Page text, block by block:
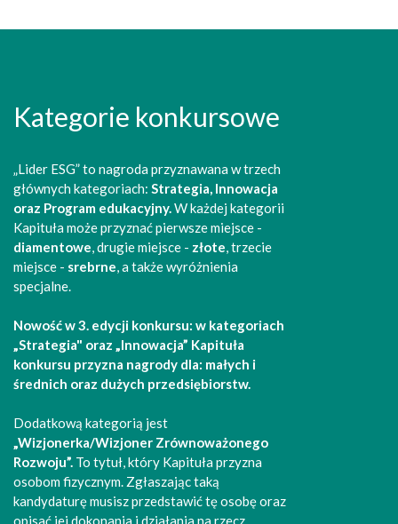
Kategorie konkursowe
„Lider ESG” to nagroda przyznawana w trzech
głównych kategoriach: Strategia, Innowacja
oraz Program edukacyjny. W każdej kategorii
Kapituła może przyznać pierwsze miejsce -
diamentowe , drugie miejsce - złote , trzecie
miejsce - srebrne , a także wyróżnienia
specjalne.
Nowość w 3. edycji konkursu: w kategoriach
„Strategia" oraz „Innowacja” Kapituła
konkursu przyzna nagrody dla: małych i
średnich oraz dużych przedsiębiorstw.
Dodatkową kategorią jest
„Wizjonerka/Wizjoner Zrównoważonego
Rozwoju”. To tytuł, który Kapituła przyzna
osobom fizycznym. Zgłaszając taką
kandydaturę musisz przedstawić tę osobę oraz
opisać jej dokonania i działania na rzecz